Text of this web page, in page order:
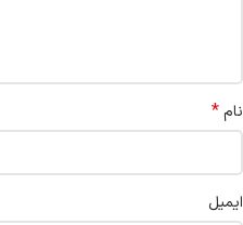
نام*
ایمیل